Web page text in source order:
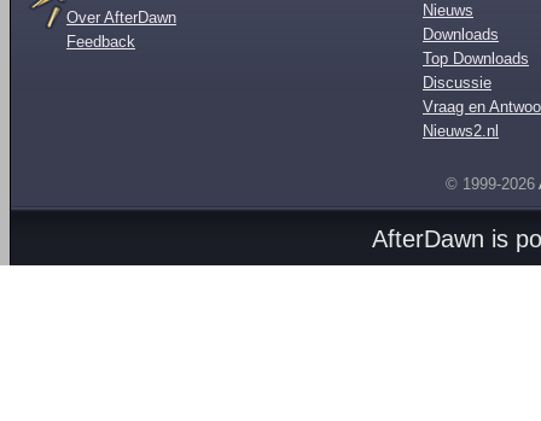
Over AfterDawn
Feedback
Nieuws
Downloads
Top Downloads
Discussie
Vraag en
Nieuws2.nl
© 1999-2026
AfterDawn is